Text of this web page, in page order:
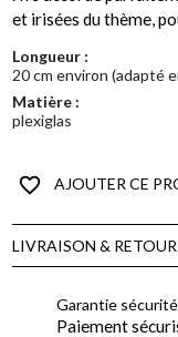
et irisées du thème,
Longueur :
20 cm environ (adapté
Matière :
plexiglas
favorite_border AJOUTER CE
LIVRAISON & RETOUR
Garantie sécurité
Paiement